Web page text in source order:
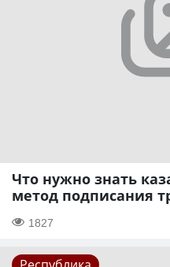
Что нужно знать
метод подписания
1827